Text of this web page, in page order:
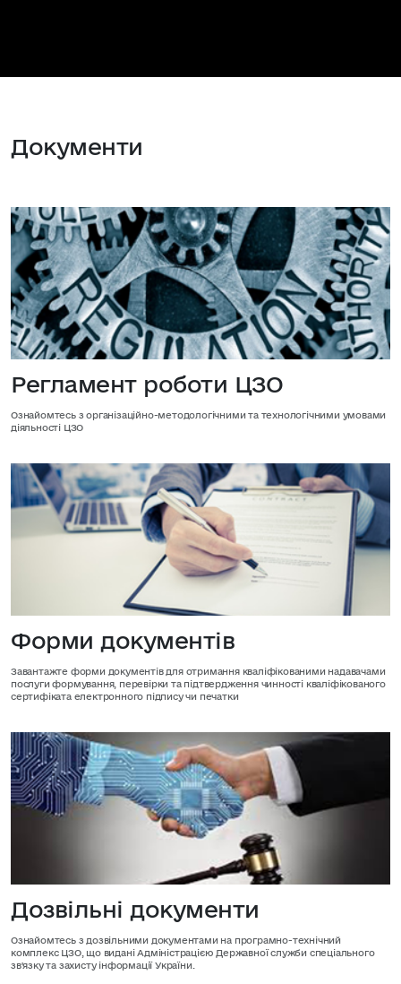
Документи
Регламент роботи ЦЗО
Ознайомтесь з організаційно-методологічними та технологічними умовами
діяльності ЦЗО
Форми документів
Завантажте форми документів для отримання кваліфікованими надавачами
послуги формування, перевірки та підтвердження чинності кваліфікованого
сертифіката електронного підпису чи печатки
Дозвільні документи
Ознайомтесь з дозвільними документами на програмно-технічний
комплекс ЦЗО, що видані Адміністрацією Державної служби спеціального
зв'язку та захисту інформації України.